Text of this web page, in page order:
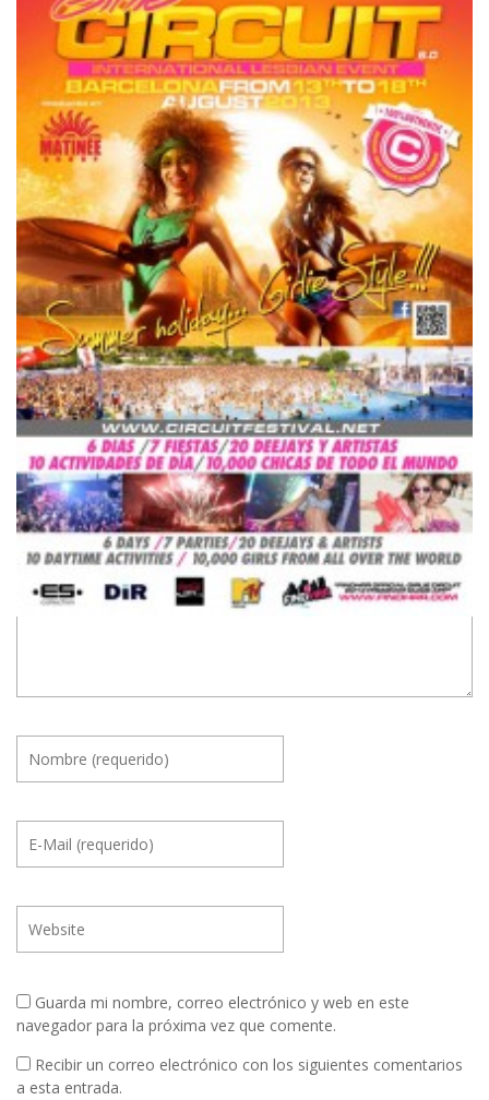
NINGÚN COMENTARIO
Dejar un comentario
Tu dirección de correo electrónico no será publicada. Los
campos obligatorios están marcados con*
Guarda mi nombre, correo electrónico y web en este
navegador para la próxima vez que comente.
Recibir un correo electrónico con los siguientes comentarios
a esta entrada.